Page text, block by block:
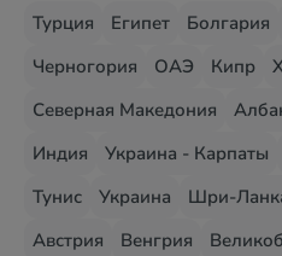
Турция Египет Болгария
Черногория
ОАЭ Кипр
Северная Македония
Индия
Украина - Карпаты
Тунис
Украина Шри-
Австрия
Венгрия